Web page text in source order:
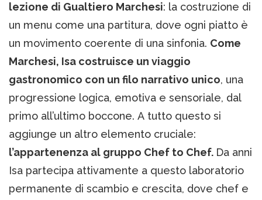
lezione di Gualtiero Marchesi: la costruzione di
un menu come una partitura, dove ogni piatto è
un movimento coerente di una sinfonia. Come
Marchesi, Isa costruisce un viaggio
gastronomico con un filo narrativo unico, una
progressione logica, emotiva e sensoriale, dal
primo all’ultimo boccone. A tutto questo si
aggiunge un altro elemento cruciale:
l’appartenenza al gruppo Chef to Chef. Da anni
Isa partecipa attivamente a questo laboratorio
permanente di scambio e crescita, dove chef e